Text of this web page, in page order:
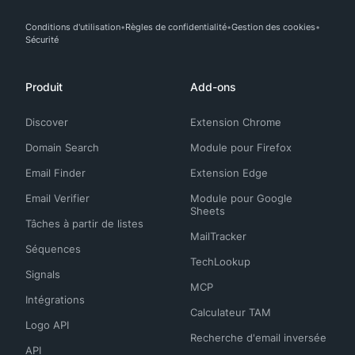
Conditions d'utilisation Règles de confidentialité Gestion des cookies
Sécurité
Produit
Discover
Domain Search
Email Finder
Email Verifier
Tâches à partir de listes
Séquences
Signals
Intégrations
Logo API
API
Add-ons
Extension Chrome
Module pour Firefox
Extension Edge
Module pour Google
Sheets
MailTracker
TechLookup
MCP
Calculateur TAM
Recherche d'email inversée